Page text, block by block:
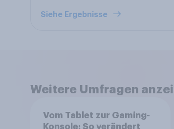
Siehe Ergebnisse
Weitere Umfragen
Vom Tablet zur Gaming-
Konsole: So verändert